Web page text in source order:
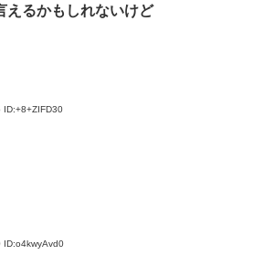
えるかもしれないけど
ID:+8+ZIFD30
ID:o4kwyAvd0